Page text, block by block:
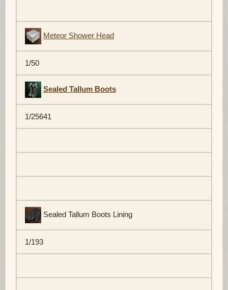
Meteor Shower Head
1/50
Sealed Tallum Boots
1/25641
Sealed Tallum Boots Lining
1/193